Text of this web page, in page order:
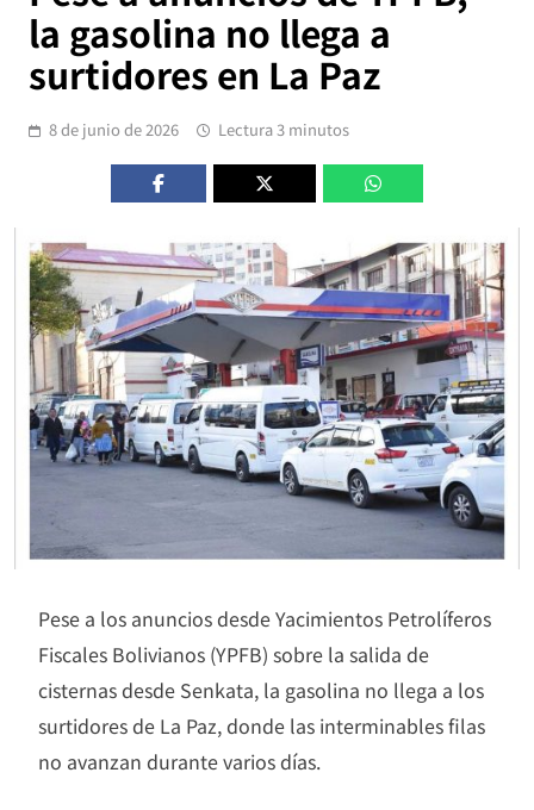
la gasolina no llega a
surtidores en La Paz
8 de junio de 2026 Lectura 3 minutos
Pese a los anuncios desde Yacimientos Petrolíferos
Fiscales Bolivianos (YPFB) sobre la salida de
cisternas desde Senkata, la gasolina no llega a los
surtidores de La Paz, donde las interminables filas
no avanzan durante varios días.